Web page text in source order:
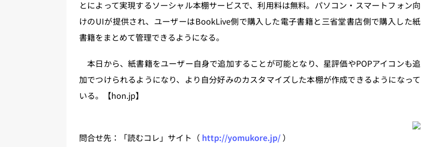
k
とによって実現するソーシャル本棚サービスで、利用料は無料。パソコン・スマートフォン向
けのUIが提供され、ユーザーはBookLive側で購入した電子書籍と三省堂書店側で購入した紙
書籍をまとめて管理できるようになる。
本日から、紙書籍をユーザー自身で追加することが可能となり、星評価やPOPアイコンも追
加でつけられるようになり、より自分好みのカスタマイズした本棚が作成できるようになって
いる。【hon.jp】
問合せ先：「読むコレ」サイト（ http://yomukore.jp/ ）